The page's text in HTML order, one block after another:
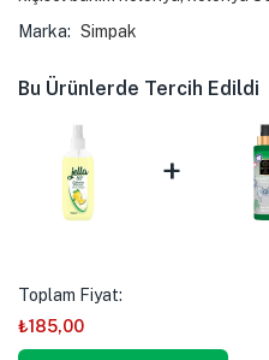
Marka: Simpak
Bu Ürünlerde Tercih Edildi
+
Toplam Fiyat:
₺185,00